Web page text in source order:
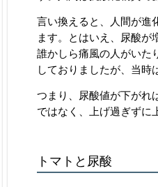
言い換えると、人間が進
ます。とはいえ、尿酸が
誰かしら痛風の人がいた
しておりましたが、当時
つまり、尿酸値が下がれ
ではなく、上げ過ぎずに
トマトと尿酸